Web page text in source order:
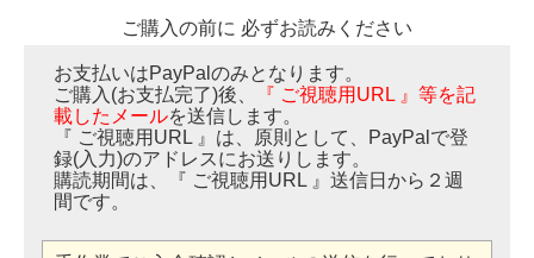
ご購入の前に 必ずお読みください
お支払いはPayPalのみとなります。
ご購入(お支払完了)後、
『 ご視聴用URL 』等を記
載したメールを送信します。
『 ご視聴用URL 』は、原則として、PayPalで登
録(入力)のアドレスにお送りします。
購読期間は、『 ご視聴用URL 』送信日から２週
間です。